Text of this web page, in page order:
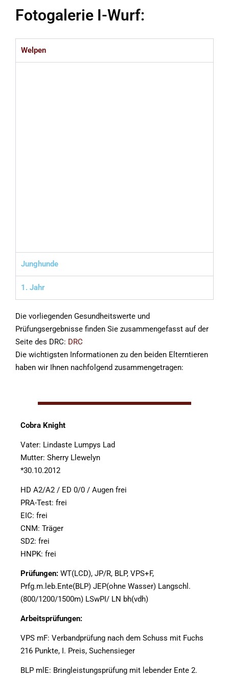
Fotogalerie I-Wurf:
Welpen
Junghunde
1. Jahr
Die vorliegenden Gesundheitswerte und
Prüfungsergebnisse finden Sie zusammengefasst auf der
Seite des DRC: DRC
Die wichtigsten Informationen zu den beiden Elterntieren
haben wir Ihnen nachfolgend zusammengetragen:
Cobra Knight
Vater: Lindaste Lumpys Lad
Mutter: Sherry Llewelyn
*30.10.2012
HD A2/A2 / ED 0/0 / Augen frei
PRA-Test: frei
EIC: frei
CNM: Träger
SD2: frei
HNPK: frei
Prüfungen: WT(LCD), JP/R, BLP, VPS+F,
Prfg.m.leb.Ente(BLP) JEP(ohne Wasser) Langschl.
(800/1200/1500m) LSwPI/ LN bh(vdh)
Arbeitsprüfungen:
VPS mF: Verbandprüfung nach dem Schuss mit Fuchs
216 Punkte, I. Preis, Suchensieger
BLP mlE: Bringleistungsprüfung mit lebender Ente 2.